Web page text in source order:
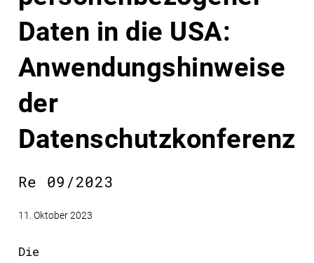
Daten in die USA:
Anwendungshinweise
der
Datenschutzkonferenz
Re 09/2023
11. Oktober 2023
Die